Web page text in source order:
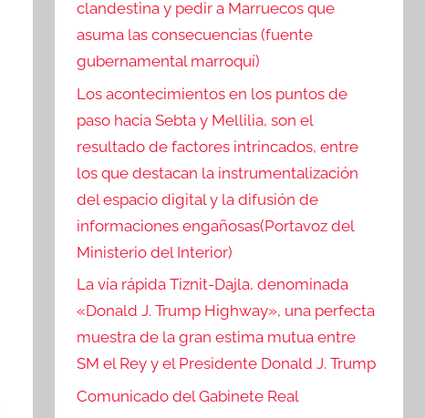
clandestina y pedir a Marruecos que
asuma las consecuencias (fuente
gubernamental marroquí)
Los acontecimientos en los puntos de
paso hacia Sebta y Mellilia, son el
resultado de factores intrincados, entre
los que destacan la instrumentalización
del espacio digital y la difusión de
informaciones engañosas(Portavoz del
Ministerio del Interior)
La vía rápida Tiznit-Dajla, denominada
«Donald J. Trump Highway», una perfecta
muestra de la gran estima mutua entre
SM el Rey y el Presidente Donald J. Trump
Comunicado del Gabinete Real